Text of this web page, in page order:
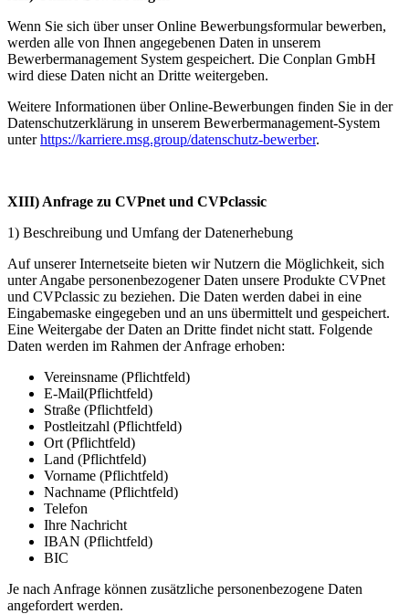
Wenn Sie sich über unser Online Bewerbungsformular bewerben,
werden alle von Ihnen angegebenen Daten in unserem
Bewerbermanagement System gespeichert. Die Conplan GmbH
wird diese Daten nicht an Dritte weitergeben.
Weitere Informationen über Online-Bewerbungen finden Sie in der
Datenschutzerklärung in unserem Bewerbermanagement-System
unterhttps://karriere.msg.group/datenschutz-bewerber.
XIII) Anfrage zu CVPnet und CVPclassic
1) Beschreibung und Umfang der Datenerhebung
Auf unserer Internetseite bieten wir Nutzern die Möglichkeit, sich
unter Angabe personenbezogener Daten unsere Produkte CVPnet
und CVPclassic zu beziehen. Die Daten werden dabei in eine
Eingabemaske eingegeben und an uns übermittelt und gespeichert.
Eine Weitergabe der Daten an Dritte findet nicht statt. Folgende
Daten werden im Rahmen der Anfrage erhoben:
Vereinsname (Pflichtfeld)
E-Mail(Pflichtfeld)
Straße (Pflichtfeld)
Postleitzahl (Pflichtfeld)
Ort (Pflichtfeld)
Land (Pflichtfeld)
Vorname (Pflichtfeld)
Nachname (Pflichtfeld)
Telefon
Ihre Nachricht
IBAN (Pflichtfeld)
BIC
Je nach Anfrage können zusätzliche personenbezogene Daten
angefordert werden.